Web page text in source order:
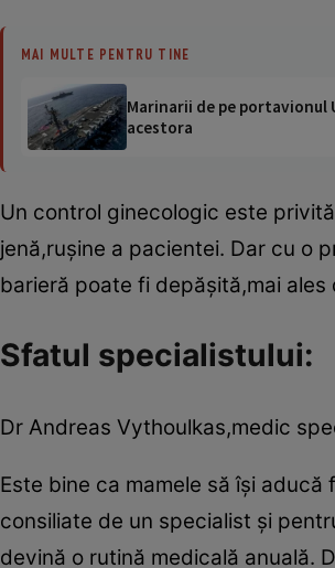
MAI MULTE PENTRU TINE
Marinarii de pe portavionul
acestora
Un control ginecologic este
jenă,ruşine a pacientei. Dar cu o
barieră poate fi depăşită,mai
Sfatul specialistului:
Dr Andreas Vythoulkas,medic
Este bine ca mamele să îşi
consiliate de un specialist şi
devină o rutină medicală anuală.